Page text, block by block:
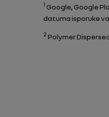
1 Google, Google
datuma isporuke
2 Polymer